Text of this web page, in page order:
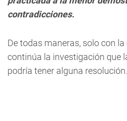
contradicciones.
De todas maneras, solo con
continúa la investigación que
podría tener alguna resolución.